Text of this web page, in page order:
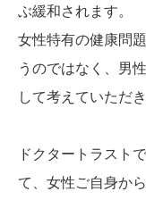
ぶ緩和されます。
女性特有の健康問
うのではなく、男
して考えていただ
ドクタートラスト
て、女性ご自身か